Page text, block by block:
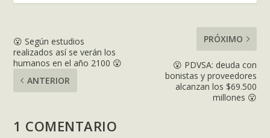
😮 Según estudios
realizados así se verán los
humanos en el año 2100 😮
ANTERIOR
PRÓXIMO
😮 PDVSA: deuda con
bonistas y proveedores
alcanzan los $69.500
millones 😮
1 COMENTARIO